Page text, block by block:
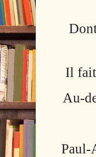
Il
Au-
Paul-